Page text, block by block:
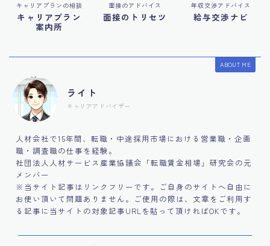
キャリアプランの相談
キャリアプラン
案内所
面接のアドバイス
面接のトリセツ
年収交渉アドバイス
給与交渉ナビ
ABOUT ME
ライト
キャリアアドバイザー
人材会社で15年間、転職・中途採用市場における営業職・企画
職・調査職の仕事を経験。
社団法人人材サービス産業協議会「転職賃金相場」研究会の元
メンバー
※当サイト記事はリンクフリーです。ご自身のサイトへ自由に
お使い頂いて問題ありません。ご使用の際は、文章をご利用す
る記事に当サイトの対象記事URLを貼って頂ければOKです。